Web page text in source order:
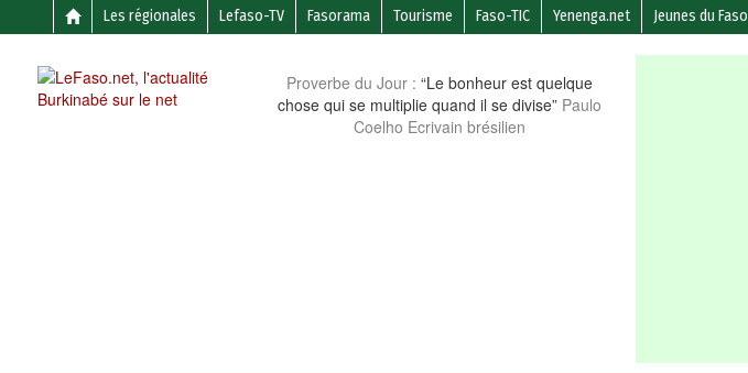
Les régionales Lefaso-TV Fasorama Tourisme Faso-TIC Yenenga.net Jeunes du Faso
Proverbe du Jour : “Le bonheur est quelque
chose qui se multiplie quand il se divise” Paulo
Coelho Ecrivain brésilien